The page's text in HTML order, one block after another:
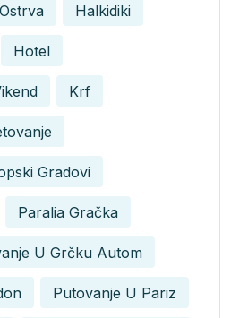
Halkidiki
Hotel
Krf
Gradovi
Paralia Gračka
U Grčku Autom
Putovanje U Pariz